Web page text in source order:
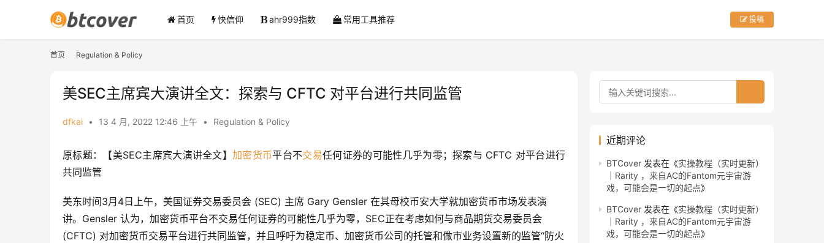
首页 快信仰 ahr999指数 常用工具推荐 投稿
首页 Regulation & Policy
美SEC主席宾大演讲全文：探索与 CFTC 对平台进行共同监管
dfkai • 13 4 月, 2022 12:46 上午 • Regulation & Policy
原标题：【美SEC主席宾大演讲全文】加密货币平台不交易任何证券的可能性几乎为零；探索与 CFTC 对平台进行
共同监管
美东时间3月4日上午，美国证券交易委员会 (SEC) 主席 Gary Gensler 在其母校币安大学就加密货币市场发表演
讲。Gensler 认为，加密货币平台不交易任何证券的可能性几乎为零，SEC正在考虑如何与商品期货交易委员会
(CFTC) 对加密货币交易平台进行共同监管，并且呼吁为稳定币、加密货币公司的托管和做市业务设置新的监管“防火
近期评论
BTCover 发表在《实操教程（实时更新）
｜Rarity ，来自AC的Fantom元宇宙游
戏，可能会是一切的起点》
BTCover 发表在《实操教程（实时更新）
｜Rarity ，来自AC的Fantom元宇宙游
戏，可能会是一切的起点》